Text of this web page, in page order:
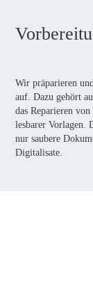
Wir präparieren
auf. Dazu gehört
das Reparieren
lesbarer Vorlagen.
nur saubere
Digitalisate.